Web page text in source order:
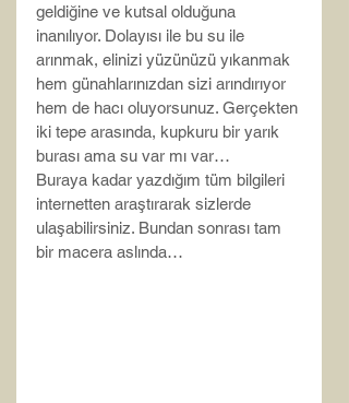
geldiğine ve kutsal olduğuna
inanılıyor. Dolayısı ile bu su ile
arınmak, elinizi yüzünüzü yıkanmak
hem günahlarınızdan sizi arındırıyor
hem de hacı oluyorsunuz. Gerçekten
iki tepe arasında, kupkuru bir yarık
burası ama su var mı var…
Buraya kadar yazdığım tüm bilgileri
internetten araştırarak sizlerde
ulaşabilirsiniz. Bundan sonrası tam
bir macera aslında…